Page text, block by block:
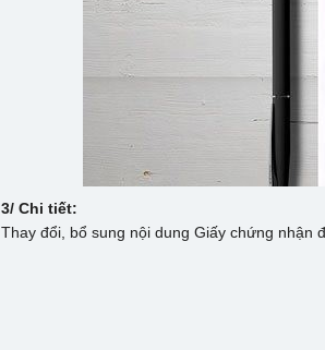
3/ Chi tiết:
Thay đổi, bổ sung nội dung Giấy chứng nhận